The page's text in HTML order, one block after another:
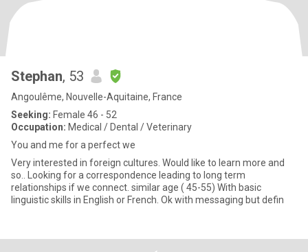
Stephan, 53
Angoulême, Nouvelle-Aquitaine, France
Seeking: Female 46 - 52
Occupation: Medical / Dental / Veterinary
You and me for a perfect we
Very interested in foreign cultures. Would like to learn more and
so.. Looking for a correspondence leading to long term
relationships if we connect. similar age ( 45-55) With basic
linguistic skills in English or French. Ok with messaging but defin